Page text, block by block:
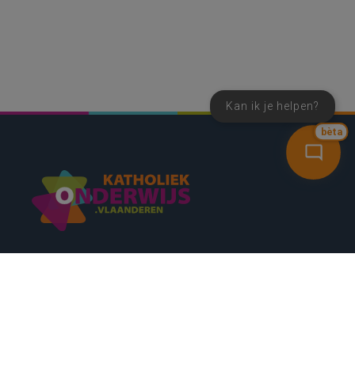
bèta
Kan ik je helpen?